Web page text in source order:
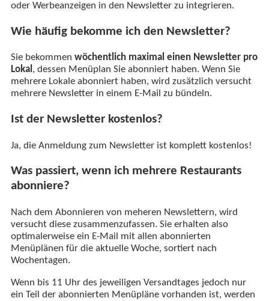
oder Werbeanzeigen in den Newsletter zu integrieren.
Wie häufig bekomme ich den Newsletter?
Sie bekommen wöchentlich maximal einen Newsletter pro
Lokal, dessen Menüplan Sie abonniert haben. Wenn Sie
mehrere Lokale abonniert haben, wird zusätzlich versucht
mehrere Newsletter in einem E-Mail zu bündeln.
Ist der Newsletter kostenlos?
Ja, die Anmeldung zum Newsletter ist komplett kostenlos!
Was passiert, wenn ich mehrere Restaurants
abonniere?
Nach dem Abonnieren von meheren Newslettern, wird
versucht diese zusammenzufassen. Sie erhalten also
optimalerweise ein E-Mail mit allen abonnierten
Menüplänen für die aktuelle Woche, sortiert nach
Wochentagen.
Wenn bis 11 Uhr des jeweiligen Versandtages jedoch nur
ein Teil der abonnierten Menüpläne vorhanden ist, werden